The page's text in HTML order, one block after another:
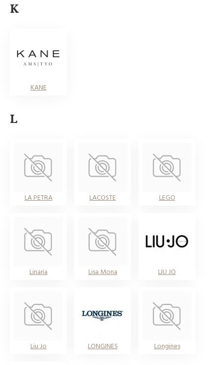
K
KANE
L
LA PETRA LACOSTE LEGO
Linaria Lisa Mona LIU JO
Liu Jo LONGINES Longines